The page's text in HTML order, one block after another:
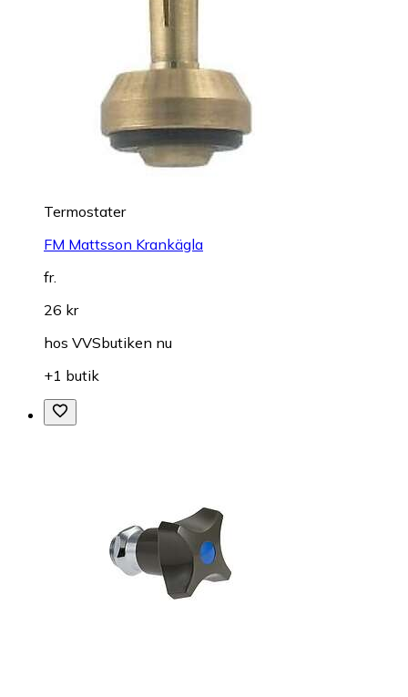
Termostater
FM Mattsson Krankägla
fr.
26 kr
hos VVSbutiken nu
+1 butik